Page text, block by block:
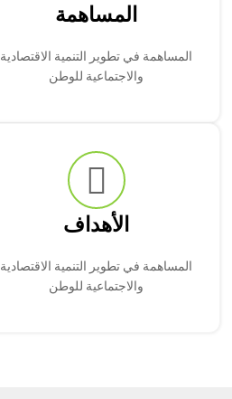
المساهمة
المساهمة في تطوير التنمية الاقتصادية
والاجتماعية للوطن
الأهداف
المساهمة في تطوير التنمية الاقتصادية
والاجتماعية للوطن